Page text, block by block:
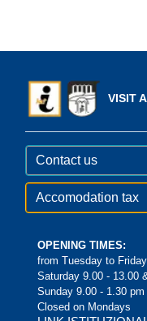
VISIT
Contact us
Accomodation tax
OPENING TIMES:
from Tuesday to
Saturday 9.00 - 13.00
Sunday 9.00 - 1.30 pm
Closed on Mondays